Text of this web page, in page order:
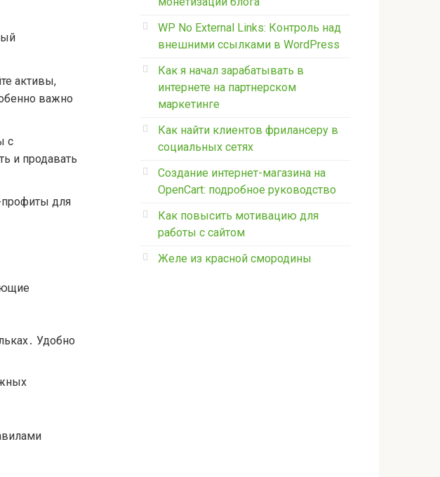
активы,
важно
с
и продавать
профиты для
Удобно
WP No External Links: Контроль над
внешними ссылками в WordPress
Как я начал зарабатывать в
интернете на партнерском
маркетинге
Как найти клиентов фрилансеру в
социальных сетях
Создание интернет-магазина на
OpenCart: подробное руководство
Как повысить мотивацию для
работы с сайтом
Желе из красной смородины